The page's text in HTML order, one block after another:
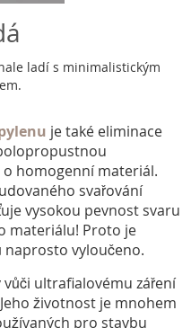
ladí s minimalistickým
je také eliminace
homogenní materiál.
svařování
vysokou pevnost svaru
materiálu! Proto je
naprosto vyloučeno.
ultrafialovému záření
životnost je mnohem
pro stavbu